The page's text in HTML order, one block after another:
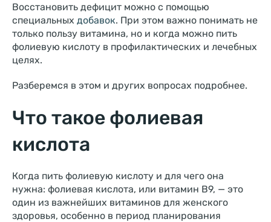
Восстановить дефицит можно с помощью
специальных добавок. При этом важно понимать не
только пользу витамина, но и когда можно пить
фолиевую кислоту в профилактических и лечебных
целях.
Разберемся в этом и других вопросах подробнее.
Что такое фолиевая
кислота
Когда пить фолиевую кислоту и для чего она
нужна: фолиевая кислота, или витамин B9, — это
один из важнейших витаминов для женского
здоровья, особенно в период планирования